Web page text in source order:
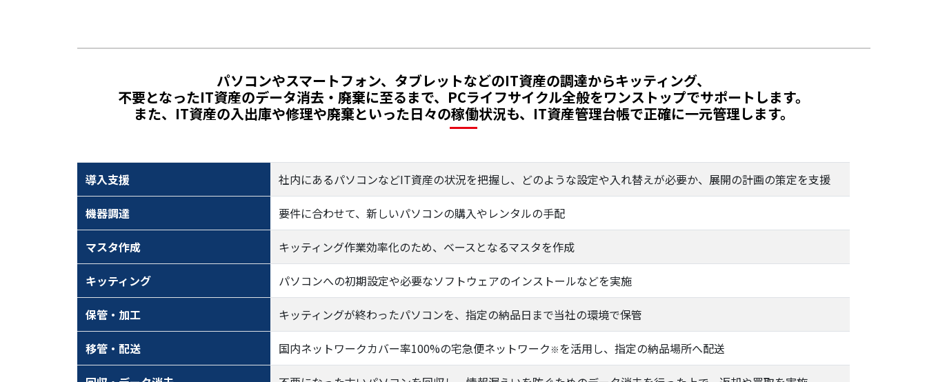
パソコンやスマートフォン、タブレットなどのIT資産の調達からキッティング、
不要となったIT資産のデータ消去・廃棄に至るまで、PCライフサイクル全般をワンストップでサポートします。
また、IT資産の入出庫や修理や廃棄といった日々の稼働状況も、IT資産管理台帳で正確に一元管理します。
導入支援 社内にあるパソコンなどIT資産の状況を把握し、どのような設定や入れ替えが必要か、展開の計画の策定を支援
機器調達 要件に合わせて、新しいパソコンの購入やレンタルの手配
マスタ作成 キッティング作業効率化のため、ベースとなるマスタを作成
キッティング パソコンへの初期設定や必要なソフトウェアのインストールなどを実施
保管・加工 キッティングが終わったパソコンを、指定の納品日まで当社の環境で保管
移管・配送 国内ネットワークカバー率100%の宅急便ネットワーク ※を活用し、指定の納品場所へ配送